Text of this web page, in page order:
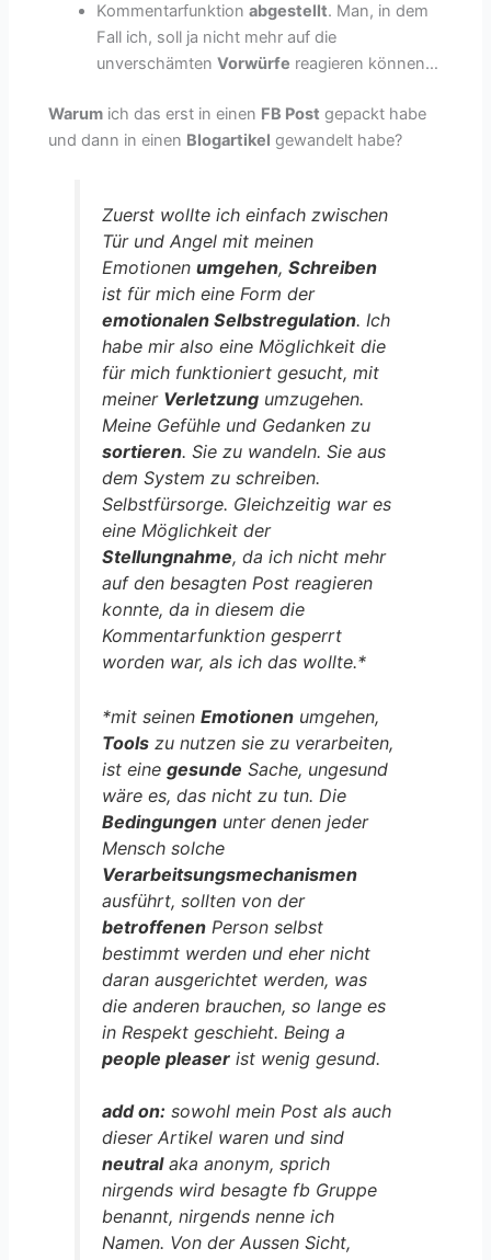
Kommentarfunktionabgestellt. Man, in dem
Fall ich, soll ja nicht mehr auf die
unverschämtenVorwürfe reagieren können…
Warum ich das erst in einen FB Post gepackt habe
und dann in einen Blogartikel gewandelt habe?
Zuerst wollte ich einfach zwischen
Tür und Angel mit meinen
Emotionenumgehen,Schreiben
ist für mich eine Form der
emotionalen Selbstregulation. Ich
habe mir also eine Möglichkeit die
für mich funktioniert gesucht, mit
meiner Verletzung umzugehen.
Meine Gefühle und Gedanken zu
sortieren. Sie zu wandeln. Sie aus
dem System zu schreiben.
Selbstfürsorge. Gleichzeitig war es
eine Möglichkeit der
Stellungnahme, da ich nicht mehr
auf den besagten Post reagieren
konnte, da in diesem die
Kommentarfunktion gesperrt
worden war, als ich das wollte.*
*mit seinenEmotionen umgehen,
Tools zu nutzen sie zu verarbeiten,
ist einegesunde Sache, ungesund
wäre es, das nicht zu tun. Die
Bedingungen unter denen jeder
Mensch solche
Verarbeitsungsmechanismen
ausführt, sollten von der
betroffenen Person selbst
bestimmt werden und eher nicht
daran ausgerichtet werden, was
die anderen brauchen, so lange es
in Respekt geschieht. Being a
people pleaser ist wenig gesund.
add on: sowohl mein Post als auch
dieser Artikel waren und sind
neutralaka anonym, sprich
nirgends wird besagte fb Gruppe
benannt, nirgends nenne ich
Namen. Von der Aussen Sicht,